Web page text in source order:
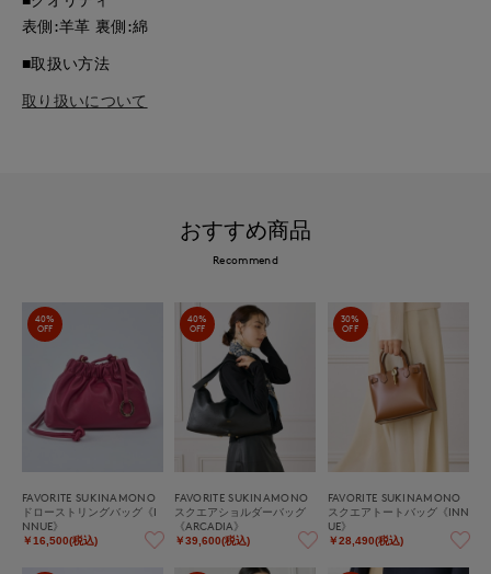
表側:羊革 裏側:綿
■取扱い方法
取り扱いについて
おすすめ商品
Recommend
40%
OFF
FAVORITE SUKINAMONO
ドローストリングバッグ《I
NNUE》
￥16,500(税込)
40%
OFF
FAVORITE SUKINAMONO
スクエアショルダーバッグ
《ARCADIA》
￥39,600(税込)
30%
OFF
FAVORITE SUKINAMONO
スクエアトートバッグ《INN
UE》
￥28,490(税込)